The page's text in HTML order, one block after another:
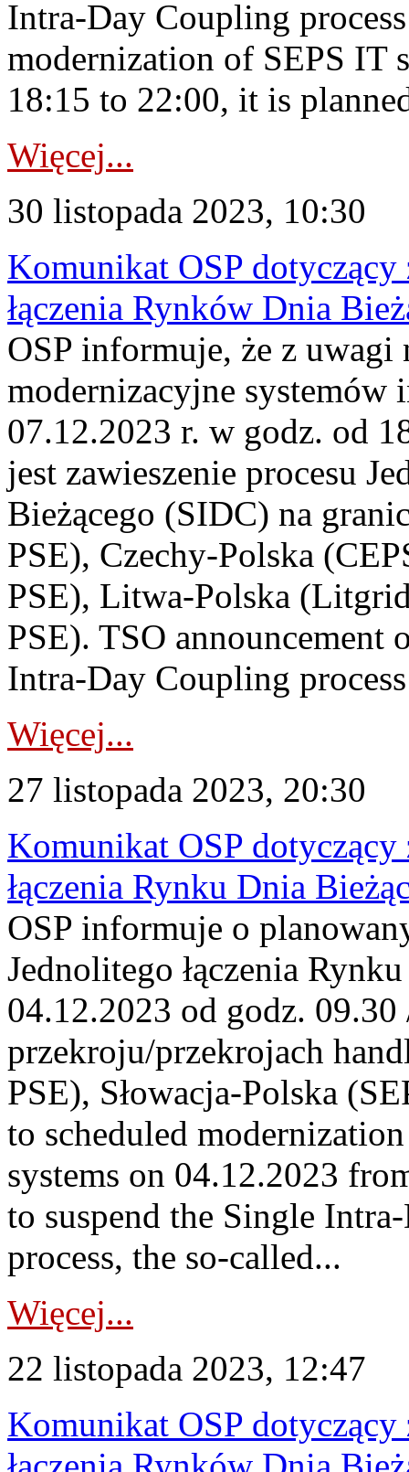
Intra-Day Coupling
modernization of SEPS IT
18:15 to 22:00, it is
Więcej...
30 listopada 2023, 10:30
Komunikat OSP dotyczący
łączenia Rynków Dnia
OSP informuje, że z uwagi
modernizacyjne
07.12.2023 r. w godz. od
jest zawieszenie procesu
Bieżącego (SIDC) na
PSE), Czechy-Polska
PSE), Litwa-Polska
PSE). TSO announcement
Intra-Day Coupling
Więcej...
27 listopada 2023, 20:30
Komunikat OSP dotyczący
łączenia Rynku Dnia
OSP informuje o
Jednolitego łączenia
04.12.2023 od godz.
przekroju/przekrojach
PSE), Słowacja-Polska
to scheduled
systems on 04.12.2023
to suspend the Single
process, the so-called...
Więcej...
22 listopada 2023, 12:47
Komunikat OSP dotyczący